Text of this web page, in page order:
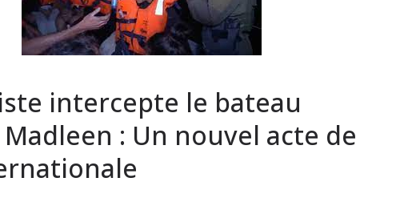
intercepte le bateau
: Un nouvel acte de